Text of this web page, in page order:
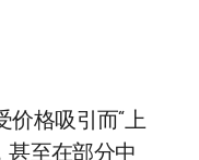
价格吸引而“上
甚至在部分中